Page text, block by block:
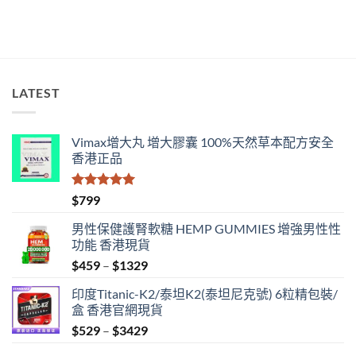
中
LATEST
Vimax增大丸 增大膠囊 100%天然草本配方安全
香港正品
評分
滿分 5
$799
男性保健護腎軟糖 HEMP GUMMIES 增強男性性
功能 香港現貨
$459 – $1329Price
$459
through
$1329
印度Titanic-K2/泰坦K2(泰坦尼克號) 6粒精包裝/
盒 香港官網現貨
$529 – $3429Price